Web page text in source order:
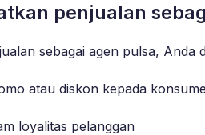
penjualan
sebagai agen pulsa, Anda
atau diskon kepada
loyalitas pelanggan